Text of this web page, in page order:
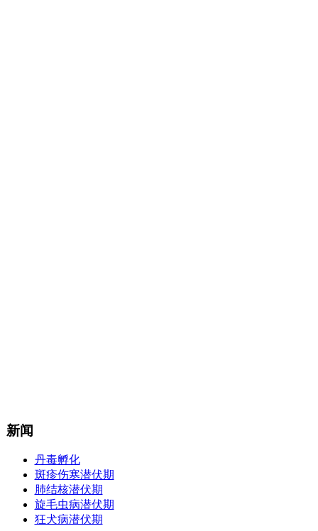
新闻
丹毒孵化
斑疹伤寒潜伏期
肺结核潜伏期
旋毛虫病潜伏期
狂犬病潜伏期